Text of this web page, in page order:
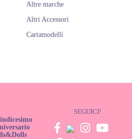
Altre marche
Altri Accessori
Cartamodelli
SEGUICI!